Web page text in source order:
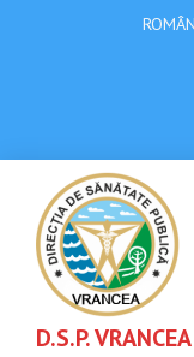
D.S.P. VRANCEA